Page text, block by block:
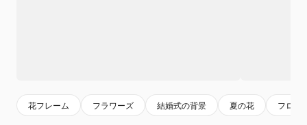
花フレーム フラワーズ 結婚式の背景 夏の花 フロー